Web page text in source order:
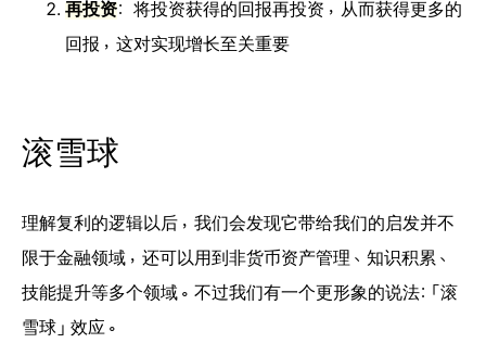
再投资：将投资获得的回报再投资，从而获得更多的
回报，这对实现增长至关重要
滚雪球
理解复利的逻辑以后，我们会发现它带给我们的启发并不
限于金融领域，还可以用到非货币资产管理、知识积累、
技能提升等多个领域。不过我们有一个更形象的说法：「滚
雪球」效应。